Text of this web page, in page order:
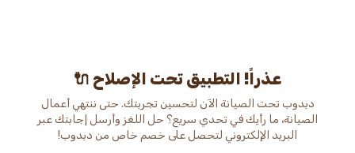
عذراً! التطبيق تحت الإصلاح 🔌
دبدوب تحت الصيانة الآن لتحسين تجربتك. حتى ننتهي أعمال
الصيانة، ما رأيك في تحدي سريع؟ حل اللغز وأرسل إجابتك عبر
البريد الإلكتروني لتحصل على خصم خاص من دبدوب!